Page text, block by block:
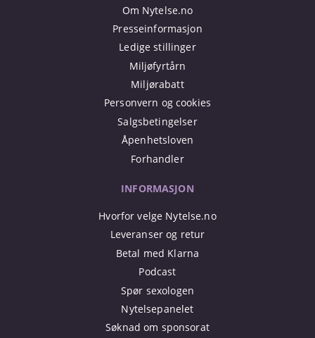
Om Nytelse.no
Presseinformasjon
Ledige stillinger
Miljøfyrtårn
Miljørabatt
Personvern og cookies
Salgsbetingelser
Åpenhetsloven
Forhandler
INFORMASJON
Hvorfor velge Nytelse.no
Leveranser og retur
Betal med Klarna
Podcast
Spør sexologen
Nytelsepanelet
Søknad om sponsorat